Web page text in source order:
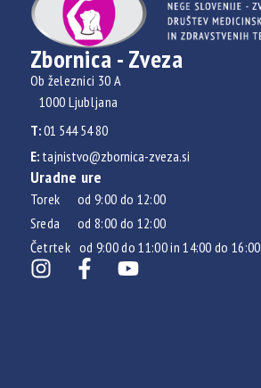
Zbornica - Zveza
Ob železnici 30 A
1000 Ljubljana
T:01 544 54 80
E:tajnistvo@zbornica-zveza.si
Uradne ure
Torek od 9:00 do 12:00
Sreda od 8:00 do 12:00
Četrtek od 9:00 do 11:00 in 14:00 do 16:00